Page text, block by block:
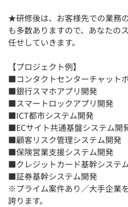
★研修後は、お客様先での業務
も多数ありますので、あなたの
任せしていきます。
【プロジェクト例】
■コンタクトセンターチャット
■銀行スマホアプリ開発
■スマートロックアプリ開発
■ICT都市システム開発
■ECサイト共通基盤システム開
■顧客リスク管理システム開発
■保険営業支援システム開発
■クレジットカード基幹システ
■証券基幹システム開発
※プライム案件あり／大手企業
誇ります。